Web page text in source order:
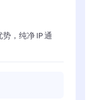
，纯净 IP 通